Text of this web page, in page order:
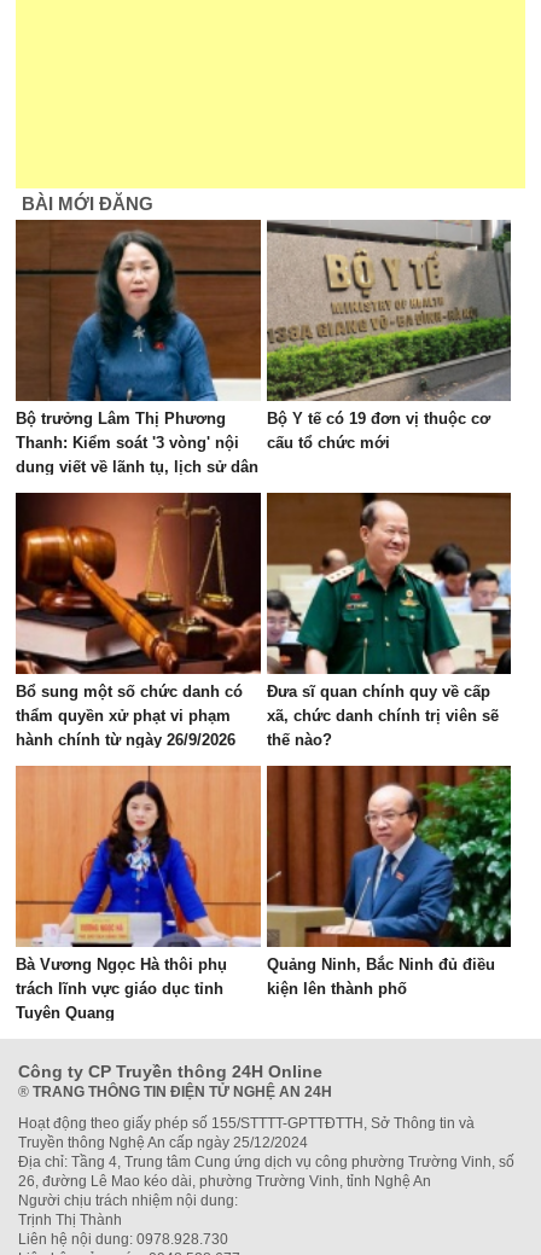
BÀI MỚI ĐĂNG
Bộ trưởng Lâm Thị Phương
Thanh: Kiểm soát '3 vòng' nội
dung viết về lãnh tụ, lịch sử dân
tộc
Bộ Y tế có 19 đơn vị thuộc cơ
cấu tổ chức mới
Bổ sung một số chức danh có
thẩm quyền xử phạt vi phạm
hành chính từ ngày 26/9/2026
Đưa sĩ quan chính quy về cấp
xã, chức danh chính trị viên sẽ
thế nào?
Bà Vương Ngọc Hà thôi phụ
trách lĩnh vực giáo dục tỉnh
Tuyên Quang
Quảng Ninh, Bắc Ninh đủ điều
kiện lên thành phố
Công ty CP Truyền thông 24H Online
® TRANG THÔNG TIN ĐIỆN TỬ NGHỆ AN 24H
Hoạt động theo giấy phép số 155/STTTT-GPTTĐTTH, Sở Thông tin và
Truyền thông Nghệ An cấp ngày 25/12/2024
Địa chỉ: Tầng 4, Trung tâm Cung ứng dịch vụ công phường Trường Vinh, số
26, đường Lê Mao kéo dài, phường Trường Vinh, tỉnh Nghệ An
Người chịu trách nhiệm nội dung:
Trịnh Thị Thành
Liên hệ nội dung: 0978.928.730